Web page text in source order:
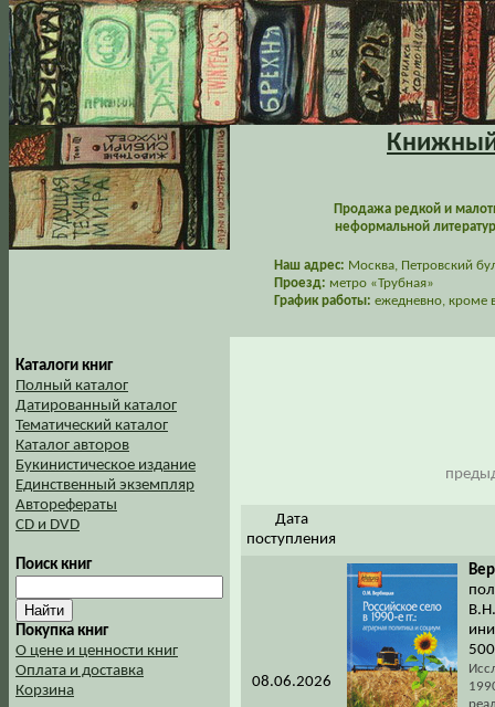
Книжный
Продажа редкой и
неформальной
Наш адрес: Москва, Петровский
Проезд: метро «Трубная»
График работы: ежедневно, кроме
Каталоги книг
Полный каталог
Датированный каталог
Тематический каталог
Каталог авторов
Букинистическое издание
Единственный экземпляр
Авторефераты
CD и DVD
Поиск книг
Покупка книг
О цене и ценности книг
Оплата и доставка
Корзина
Дата
поступления
08.06.2026